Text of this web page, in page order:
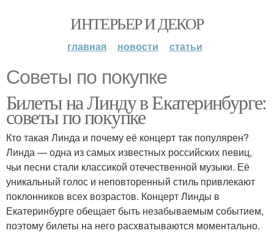
ИНТЕРЬЕР И ДЕКОР
главная новости статьи
Советы по покупке
Билеты на Линду в Екатеринбурге:
советы по покупке
Кто такая Линда и почему её концерт так популярен?
Линда — одна из самых известных российских певиц,
чьи песни стали классикой отечественной музыки. Её
уникальный голос и неповторенный стиль привлекают
поклонников всех возрастов. Концерт Линды в
Екатеринбурге обещает быть незабываемым событием,
поэтому билеты на него расхватываются моментально.